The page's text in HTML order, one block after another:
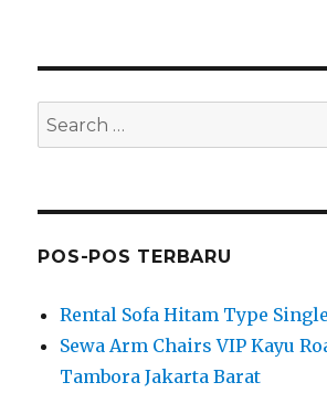
Search
for:
POS-POS TERBARU
Rental Sofa Hitam Type
Sewa Arm Chairs VIP Kayu
Tambora Jakarta Barat